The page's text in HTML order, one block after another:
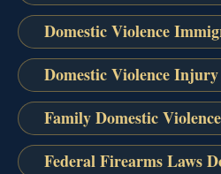
Domestic Violence
Domestic Violence
Family Domestic
Federal Firearms Laws